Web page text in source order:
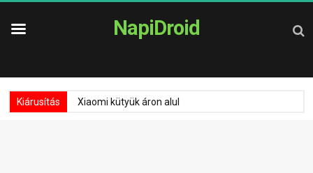
NapiDroid
Kiárusítás Xiaomi kütyük áron alul